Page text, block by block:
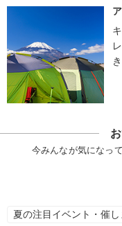
今みんなが気になっ
夏の注目イベント・催し